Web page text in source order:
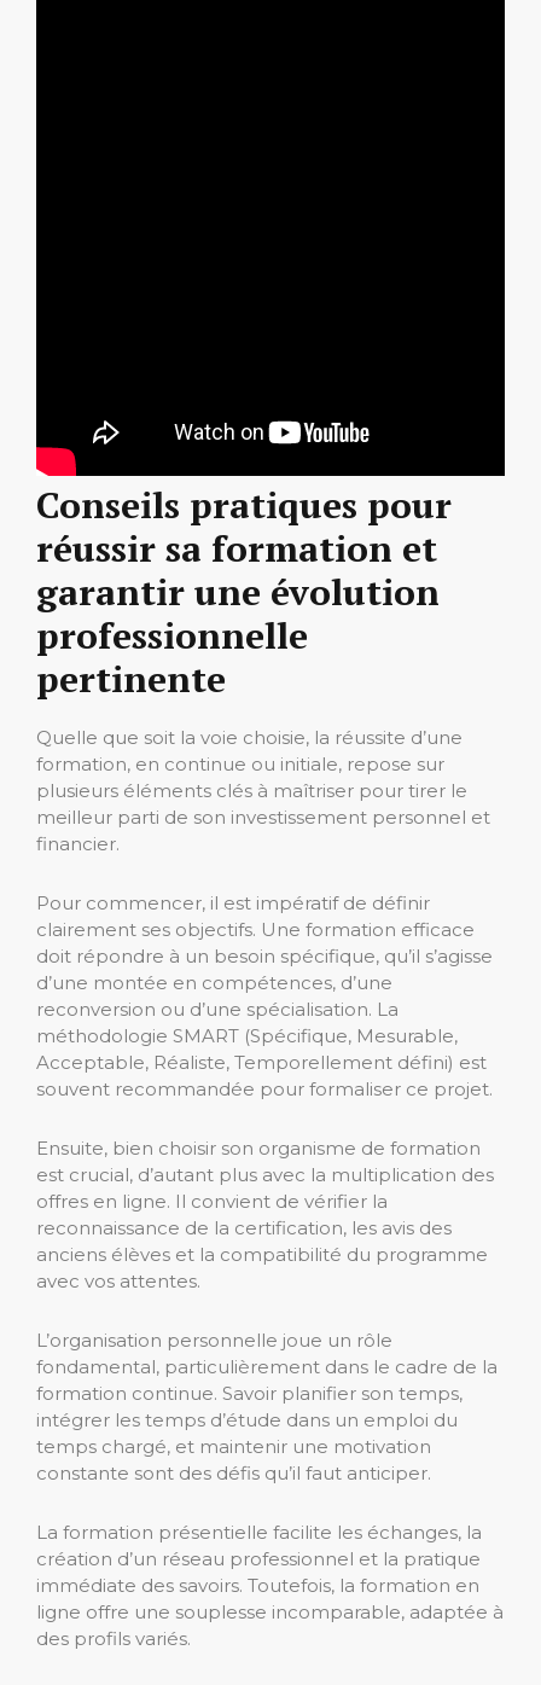
Conseils pratiques pour
réussir sa formation et
garantir une évolution
professionnelle
pertinente
Quelle que soit la voie choisie, la réussite d’une
formation, en continue ou initiale, repose sur
plusieurs éléments clés à maîtriser pour tirer le
meilleur parti de son investissement personnel et
financier.
Pour commencer, il est impératif de définir
clairement ses objectifs. Une formation efficace
doit répondre à un besoin spécifique, qu’il s’agisse
d’une montée en compétences, d’une
reconversion ou d’une spécialisation. La
méthodologie SMART (Spécifique, Mesurable,
Acceptable, Réaliste, Temporellement défini) est
souvent recommandée pour formaliser ce projet.
Ensuite, bien choisir son organisme de formation
est crucial, d’autant plus avec la multiplication des
offres en ligne. Il convient de vérifier la
reconnaissance de la certification, les avis des
anciens élèves et la compatibilité du programme
avec vos attentes.
L’organisation personnelle joue un rôle
fondamental, particulièrement dans le cadre de la
formation continue. Savoir planifier son temps,
intégrer les temps d’étude dans un emploi du
temps chargé, et maintenir une motivation
constante sont des défis qu’il faut anticiper.
La formation présentielle facilite les échanges, la
création d’un réseau professionnel et la pratique
immédiate des savoirs. Toutefois, la formation en
ligne offre une souplesse incomparable, adaptée à
des profils variés.